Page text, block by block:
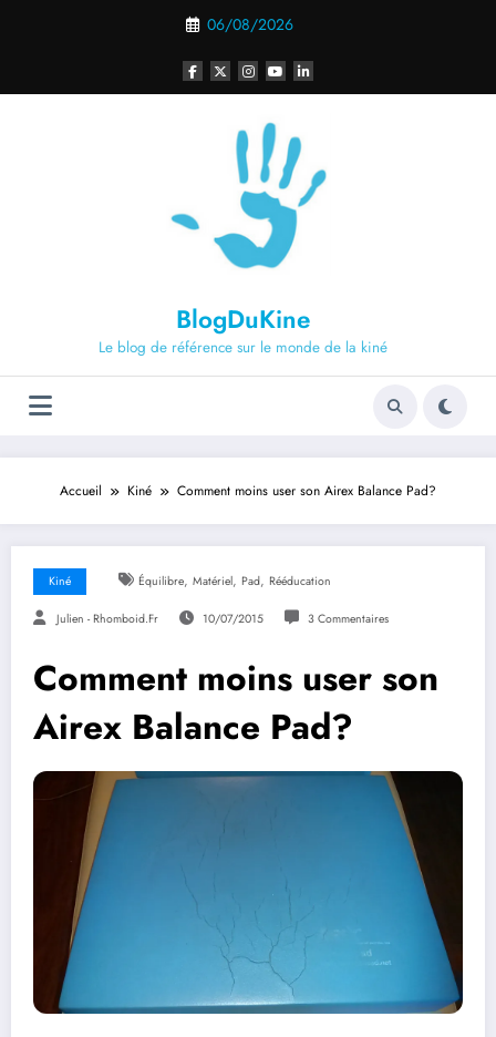
06/08/2026
BlogDuKine
Le blog de référence sur le monde de la kiné
Accueil Kiné Comment moins user son Airex Balance Pad?
Kiné Équilibre, Matériel, Pad, Rééducation
Julien - Rhomboid.fr 10/07/2015 3 Commentaires
Comment moins user son
Airex Balance Pad?